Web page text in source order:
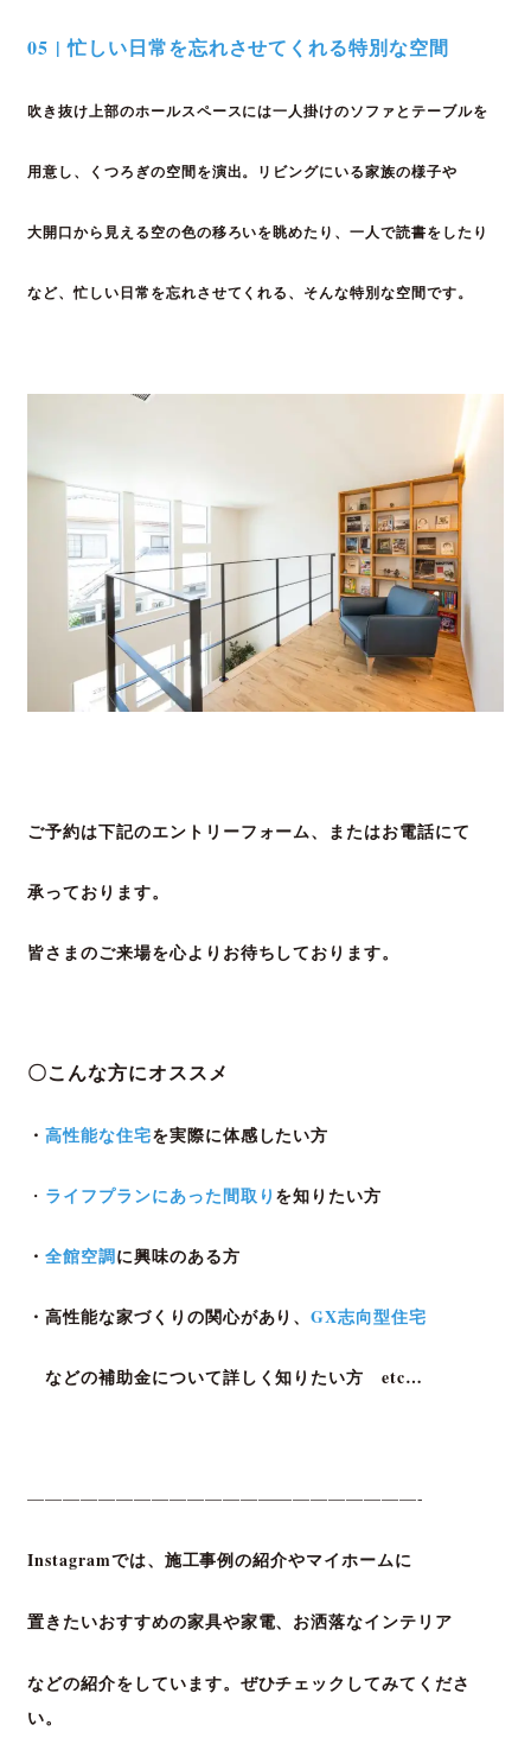
05 | 忙しい日常を忘れさせてくれる特別な空間
吹き抜け上部のホールスペースには一人掛けのソファとテーブルを
用意し、くつろぎの空間を演出。 リビングにいる家族の様子や
大開口から見える空の色の移ろいを眺めたり、一人で読書をしたり
など、忙しい日常を忘れさせてくれる、そんな特別な空間です。
ご予約は下記のエントリーフォーム、またはお電話にて
承っております。
皆さまのご来場を心よりお待ちしております。
〇こんな方にオススメ
・ 高性能な住宅を実際に体感したい方
・ ライフプランにあった間取りを知りたい方
・ 全館空調に興味のある方
・高性能な家づくりの関心があり、GX志向型住宅
などの補助金について詳しく知りたい方 etc…
——————————————————————-
Instagramでは、施工事例の紹介やマイホームに
置きたいおすすめの家具や家電、 お洒落なインテリア
などの紹介をしています。 ぜひチェックしてみてくださ
い。